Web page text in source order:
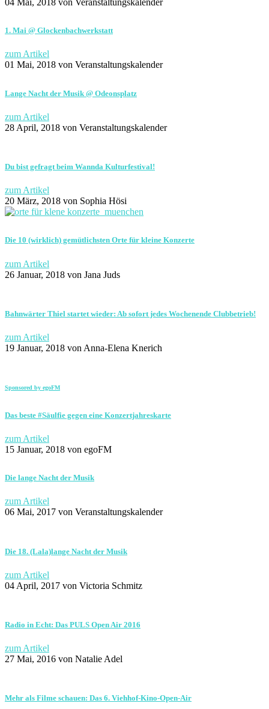
1. Mai @ Glockenbachwerkstatt
zum Artikel
01 Mai, 2018 von Veranstaltungskalender
Lange Nacht der Musik @ Odeonsplatz
zum Artikel
28 April, 2018 von Veranstaltungskalender
Du bist gefragt beim Wannda Kulturfestival!
zum Artikel
20 März, 2018 von Sophia Hösi
Die 10 (wirklich) gemütlichsten Orte für kleine Konzerte
zum Artikel
26 Januar, 2018 von Jana Juds
Bahnwärter Thiel startet wieder: Ab sofort jedes Wochenende Clubbetrieb!
zum Artikel
19 Januar, 2018 von Anna-Elena Knerich
Sponsored by egoFM
Das beste #Säulfie gegen eine Konzertjahreskarte
zum Artikel
15 Januar, 2018 von egoFM
Die lange Nacht der Musik
zum Artikel
06 Mai, 2017 von Veranstaltungskalender
Die 18. (Lala)lange Nacht der Musik
zum Artikel
04 April, 2017 von Victoria Schmitz
Radio in Echt: Das PULS Open Air 2016
zum Artikel
27 Mai, 2016 von Natalie Adel
Mehr als Filme schauen: Das 6. Viehhof-Kino-Open-Air